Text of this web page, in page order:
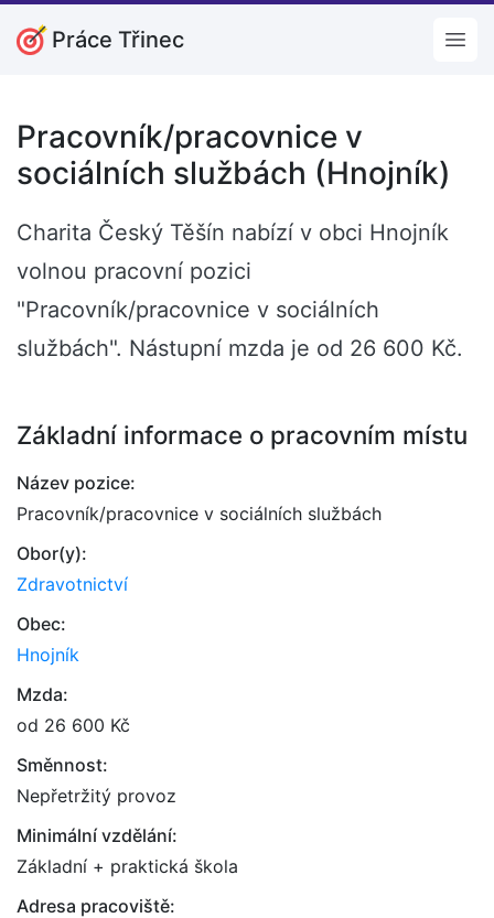
Práce Třinec
Pracovník/pracovnice v
sociálních službách (Hnojník)
Charita Český Těšín nabízí v obci Hnojník
volnou pracovní pozici
"Pracovník/pracovnice v sociálních
službách". Nástupní mzda je od 26 600 Kč.
Základní informace o pracovním místu
Název pozice:
Pracovník/pracovnice v sociálních službách
Obor(y):
Zdravotnictví
Obec:
Hnojník
Mzda:
od 26 600 Kč
Směnnost:
Nepřetržitý provoz
Minimální vzdělání:
Základní + praktická škola
Adresa pracoviště: